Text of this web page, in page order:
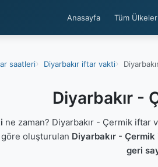
Anasayfa Tüm Ülkeler
saatleri Diyarbakır iftar vakti
Diyarbakır -
ne zaman? Diyarbakır - Çermik iftar
göre oluşturulan Diyarbakır -
geri